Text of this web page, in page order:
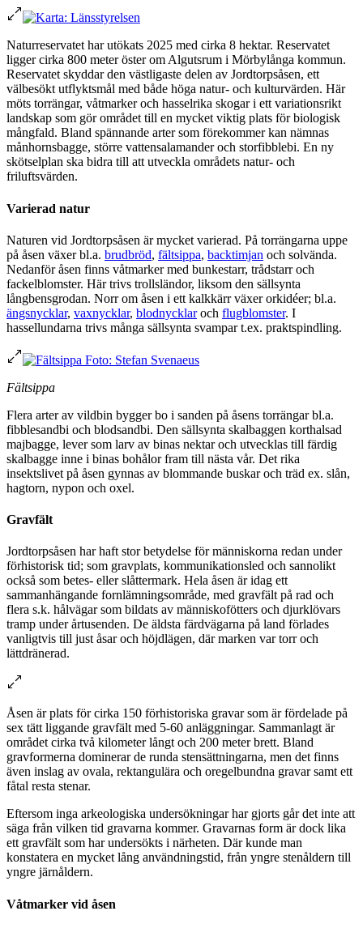
Naturreservatet har utökats 2025 med cirka 8 hektar. Reservatet
ligger cirka 800 meter öster om Algutsrum i Mörbylånga kommun.
Reservatet skyddar den västligaste delen av Jordtorpsåsen, ett
välbesökt utflyktsmål med både höga natur- och kulturvärden. Här
möts torrängar, våtmarker och hasselrika skogar i ett variationsrikt
landskap som gör området till en mycket viktig plats för biologisk
mångfald. Bland spännande arter som förekommer kan nämnas
månhornsbagge, större vattensalamander och storfibblebi. En ny
skötselplan ska bidra till att utveckla områdets natur- och
friluftsvärden.
Varierad natur
Naturen vid Jordtorpsåsen är mycket varierad. På torrängarna uppe
på åsen växer bl.a. brudbröd, fältsippa, backtimjan och solvända.
Nedanför åsen finns våtmarker med bunkestarr, trådstarr och
fackelblomster. Här trivs trollsländor, liksom den sällsynta
långbensgrodan. Norr om åsen i ett kalkkärr växer orkidéer; bl.a.
ängsnycklar, vaxnycklar, blodnycklaroch flugblomster. I
hassellundarna trivs många sällsynta svampar t.ex. praktspindling.
Fältsippa
Flera arter av vildbin bygger bo i sanden på åsens torrängar bl.a.
fibblesandbi och blodsandbi. Den sällsynta skalbaggen korthalsad
majbagge, lever som larv av binas nektar och utvecklas till färdig
skalbagge inne i binas bohålor fram till nästa vår. Det rika
insektslivet på åsen gynnas av blommande buskar och träd ex. slån,
hagtorn, nypon och oxel.
Gravfält
Jordtorpsåsen har haft stor betydelse för människorna redan under
förhistorisk tid; som gravplats, kommunikationsled och sannolikt
också som betes- eller slåttermark. Hela åsen är idag ett
sammanhängande fornlämningsområde, med gravfält på rad och
flera s.k. hålvägar som bildats av människofötters och djurklövars
tramp under årtusenden. De äldsta färdvägarna på land förlades
vanligtvis till just åsar och höjdlägen, där marken var torr och
lättdränerad.
Åsen är plats för cirka 150 förhistoriska gravar som är fördelade på
sex tätt liggande gravfält med 5-60 anläggningar. Sammanlagt är
området cirka två kilometer långt och 200 meter brett. Bland
gravformerna dominerar de runda stensättningarna, men det finns
även inslag av ovala, rektangulära och oregelbundna gravar samt ett
fåtal resta stenar.
Eftersom inga arkeologiska undersökningar har gjorts går det inte att
säga från vilken tid gravarna kommer. Gravarnas form är dock lika
ett gravfält som har undersökts i närheten. Där kunde man
konstatera en mycket lång användningstid, från yngre stenåldern till
yngre järnåldern.
Våtmarker vid åsen